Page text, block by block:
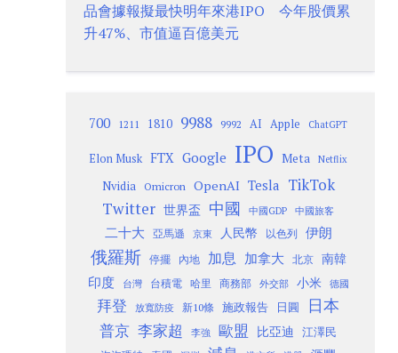
品會據報擬最快明年來港IPO 今年股價累
升47%、市值逼百億美元
700 1211 1810 9988 9992 AI Apple ChatGPT
Elon Musk FTX Google IPO Meta Netflix
Nvidia Omicron OpenAI Tesla TikTok
Twitter 世界盃 中國 中國GDP 中國旅客
二十大 亞馬遜 京東 人民幣 以色列 伊朗
俄羅斯 停擺 內地 加息 加拿大 北京
南韓
印度
台灣 台積電 哈里 商務部 外交部 小米 德國
拜登 放寬防疫 新10條 施政報告 日圓 日本
普京 李家超 李強 歐盟 比亞迪 江澤民